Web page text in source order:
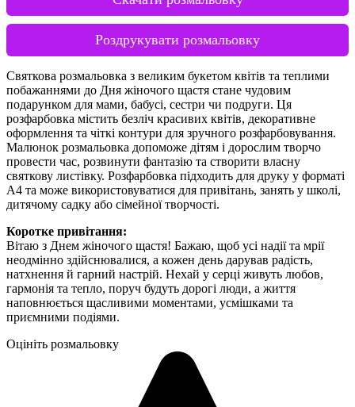
Роздрукувати розмальовку
Святкова розмальовка з великим букетом квітів та теплими
побажаннями до Дня жіночого щастя стане чудовим
подарунком для мами, бабусі, сестри чи подруги. Ця
розфарбовка містить безліч красивих квітів, декоративне
оформлення та чіткі контури для зручного розфарбовування.
Малюнок розмальовка допоможе дітям і дорослим творчо
провести час, розвинути фантазію та створити власну
святкову листівку. Розфарбовка підходить для друку у форматі
А4 та може використовуватися для привітань, занять у школі,
дитячому садку або сімейної творчості.
Коротке привітання:
Вітаю з Днем жіночого щастя! Бажаю, щоб усі надії та мрії
неодмінно здійснювалися, а кожен день дарував радість,
натхнення й гарний настрій. Нехай у серці живуть любов,
гармонія та тепло, поруч будуть дорогі люди, а життя
наповнюється щасливими моментами, усмішками та
приємними подіями.
Оцініть розмальовку